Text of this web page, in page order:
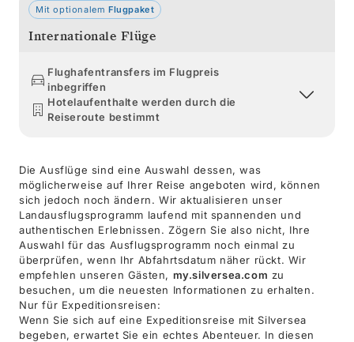
Mit optionalem Flugpaket
Internationale Flüge
Flughafentransfers im Flugpreis
inbegriffen
Hotelaufenthalte werden durch die
Reiseroute bestimmt
Die Ausflüge sind eine Auswahl dessen, was
möglicherweise auf Ihrer Reise angeboten wird, können
sich jedoch noch ändern. Wir aktualisieren unser
Landausflugsprogramm laufend mit spannenden und
authentischen Erlebnissen. Zögern Sie also nicht, Ihre
Auswahl für das Ausflugsprogramm noch einmal zu
überprüfen, wenn Ihr Abfahrtsdatum näher rückt. Wir
empfehlen unseren Gästen, my.silversea.com zu
besuchen, um die neuesten Informationen zu erhalten.
Nur für Expeditionsreisen:
Wenn Sie sich auf eine Expeditionsreise mit Silversea
begeben, erwartet Sie ein echtes Abenteuer. In diesen